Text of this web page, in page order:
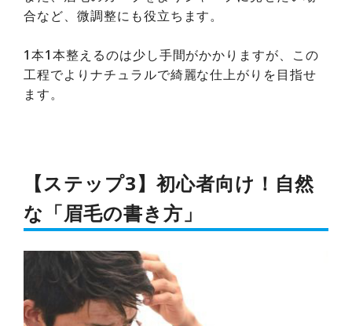
合など、微調整にも役立ちます。
1本1本整えるのは少し手間がかかりますが、この
工程でよりナチュラルで綺麗な仕上がりを目指せ
ます。
【ステップ3】初心者向け！自然
な「眉毛の書き方」